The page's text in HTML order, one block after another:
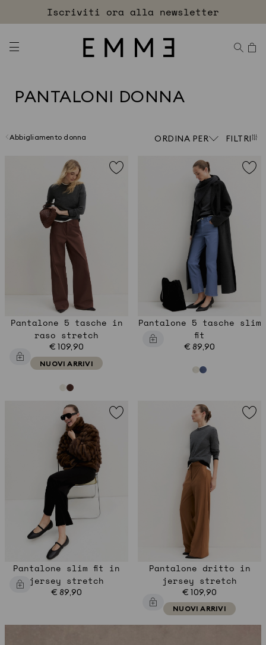
EXTRA SCONTO
Spedizioni e resi sempre gratuiti
PANTALONI DONNA
Abbigliamento donna ORDINA PER FILTRI
Pantalone 5 tasche in
raso stretch
€ 109,90
NUOVI ARRIVI
Pantalone 5 tasche slim
fit
€ 89,90
Pantalone slim fit in
jersey stretch
€ 89,90
Pantalone dritto in
jersey stretch
€ 109,90
NUOVI ARRIVI